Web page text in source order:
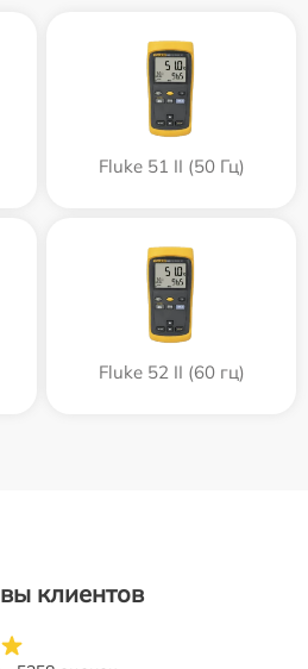
Fluke 51 II (50 Гц)
Fluke 52 II (60 гц)
клиентов